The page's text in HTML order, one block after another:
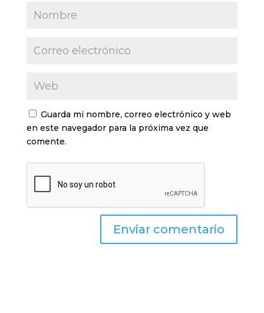
Guarda mi nombre, correo electrónico y web
en este navegador para la próxima vez que
comente.